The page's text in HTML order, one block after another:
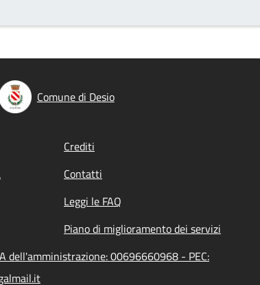
Comune di Desio
Crediti
Contatti
Leggi le FAQ
Piano di miglioramento dei servizi
dell'amministrazione: 00696660968 - PEC: